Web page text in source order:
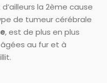
la 2ème cause
de tumeur cérébrale
, est de plus en plus
au fur et à